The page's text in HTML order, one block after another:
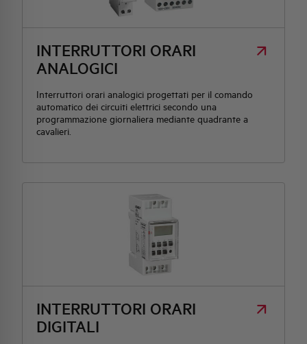
INTERRUTTORI ORARI
ANALOGICI
Interruttori orari analogici progettati per il comando
automatico dei circuiti elettrici secondo una
programmazione giornaliera mediante quadrante a
cavalieri.
INTERRUTTORI ORARI
DIGITALI
ATTIVITÀ E MERCATI
IMPEGNO SOCIALE